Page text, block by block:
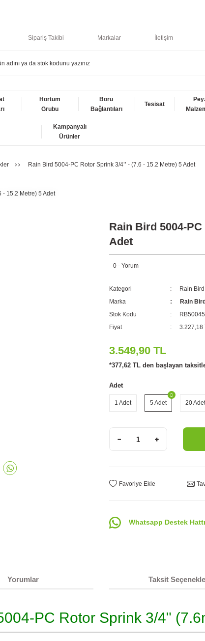
Sipariş Takibi Markalar İletişim
Hortum
Grubu
Boru
Bağlantıları
Tesisat
Kampanyalı
Ürünler
Rain Bird 5004-PC Rotor Sprink 3/4’’ - (7.6 - 15.2 Metre) 5 Adet
Rain Bird 5004-PC
Adet
0 - Yorum
Kategori
Rain
Marka
Rain Bird
Stok Kodu
Fiyat
3.227,18
3.549,90 TL
*377,62 TL den başlayan
Adet
1 Adet 5 Adet 20 Adet
Whatsapp Destek Hattı
Yorumlar Taksit
PC Rotor Sprink 3/4"